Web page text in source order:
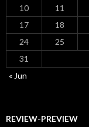
10
11
17
18
24
25
31
« Jun
REVIEW-PREVIEW